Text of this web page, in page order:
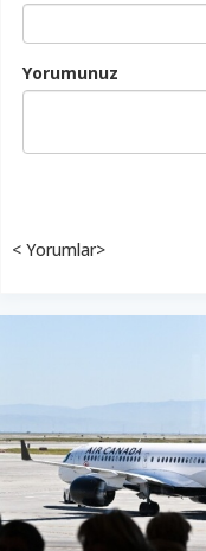
Yorumunuz
< Yorumlar>